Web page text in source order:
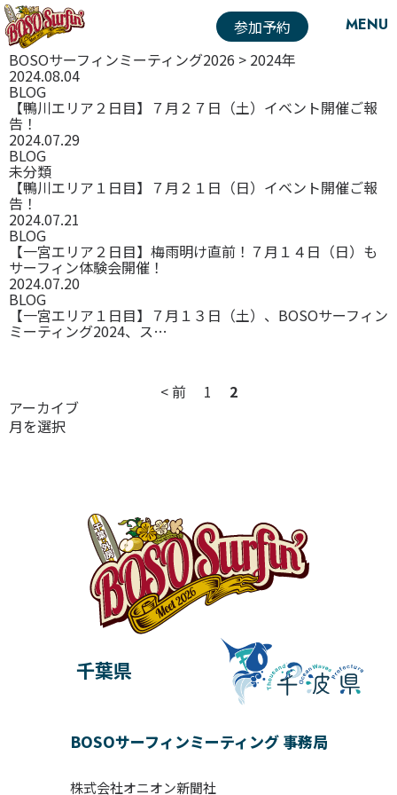
参加予約 MENU
POST投稿
BOSOサーフィンミーティング2026 > 2024年
2024.08.04
BLOG
【鴨川エリア２日目】７月２７日（土）イベント開催ご報
告！
2024.07.29
BLOG
未分類
【鴨川エリア１日目】７月２１日（日）イベント開催ご報
告！
2024.07.21
BLOG
【一宮エリア２日目】梅雨明け直前！７月１４日（日）も
サーフィン体験会開催！
2024.07.20
BLOG
【一宮エリア１日目】７月１３日（土）、BOSOサーフィン
ミーティング2024、ス…
< 前 1 2
アーカイブ
千葉県
BOSOサーフィンミーティング 事務局
株式会社オニオン新聞社